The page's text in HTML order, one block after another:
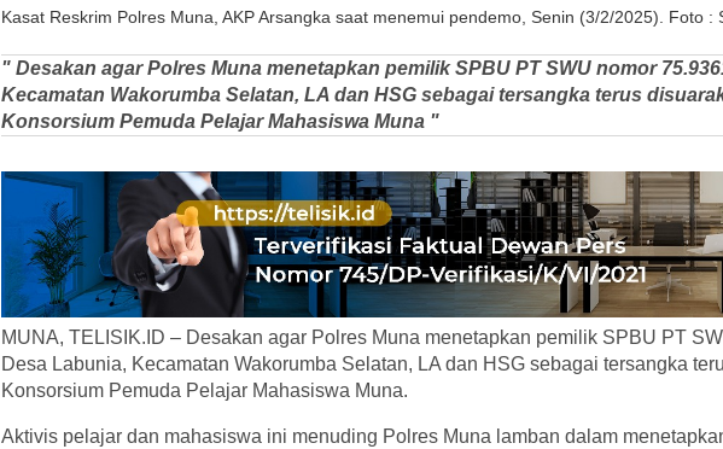
Kasat Reskrim Polres Muna, AKP Arsangka saat menemui pendemo, Senin (3/2/2025). Foto :
" Desakan agar Polres Muna menetapkan pemilik SPBU PT SWU nomor
Kecamatan Wakorumba Selatan, LA dan HSG sebagai tersangka terus
Konsorsium Pemuda Pelajar Mahasiswa Muna "
MUNA, TELISIK.ID – Desakan agar Polres Muna menetapkan pemilik SPBU PT
Desa Labunia, Kecamatan Wakorumba Selatan, LA dan HSG sebagai tersangka
Konsorsium Pemuda Pelajar Mahasiswa Muna.
Aktivis pelajar dan mahasiswa ini menuding Polres Muna lamban dalam